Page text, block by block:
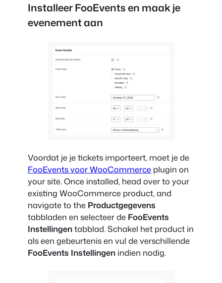
Installeer FooEvents en maak je
evenement aan
Voordat je je tickets importeert, moet je de
FooEvents voor WooCommerce plugin on
your site. Once installed, head over to your
existing WooCommerce product, and
navigate to the Productgegevens
tabbladen en selecteer de FooEvents
Instellingentabblad. Schakel het product in
als een gebeurtenis en vul de verschillende
FooEvents Instellingen indien nodig.